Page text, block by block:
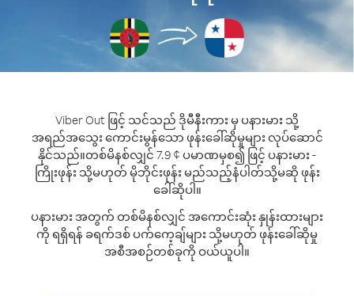
Viber Out ဖြင့် သင်သည် ဒိုမီနီးကား မှ ပနားမား သို့
အရည်အသွေး ကောင်းမွန်သော ဖုန်းခေါ်ဆိုမှုများ လုပ်ဆောင်
နိုင်သည်။တစ်မိနစ်လျှင် 7.9 ¢ ပမာဏမှစ၍ ဖြင့် ပနားမား -
ကြိုးဖုန်း သို့မဟုတ် မိုဘိုင်းဖုန်း မည်သည့်နံပါတ်သို့မဆို ဖုန်း
ခေါ်ဆိုပါ။
ပနားမား အတွက် တစ်မိနစ်လျှင် အကောင်းဆုံး နှုန်းထားများ
ကို ရရှိရန် ခရက်ဒစ် ပက်ကေ့ချ်များ သို့မဟုတ် ဖုန်းခေါ်ဆိုမှု
အစီအစဉ်တစ်ခုကို ဝယ်ယူပါ။